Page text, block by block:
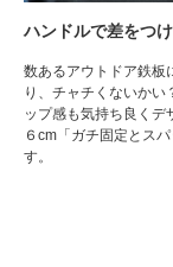
ハンドルで差をつ
数あるアウトドア鉄板
り、チャチくないかい
ップ感も気持ち良くデ
６cm「ガチ固定とス
す。